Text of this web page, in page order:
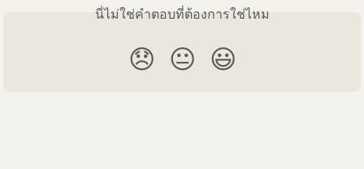
นี่ไม่ใช่คำตอบที่ต้องการใช่ไหม
😞 😐 😃